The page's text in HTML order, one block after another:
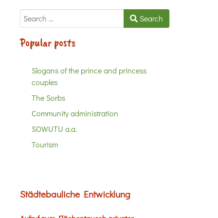
Search Search
Popular posts
Slogans of the prince and princess
couples
The Sorbs
Community administration
SOWUTU a.a.
Tourism
Städtebauliche Entwicklung